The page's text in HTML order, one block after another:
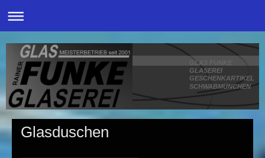
GLAS FUNKE
GLASEREI
GESCHENKARTIKEL
SCHWABMÜNCHEN
Glasduschen